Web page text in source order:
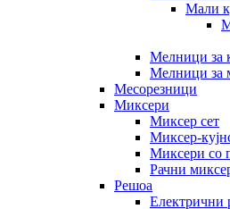
Мали
Мелници за
Мелници за
Месорезници
Миксери
Миксер сет
Миксер-
Миксери со
Рачни
Решоа
Електрични